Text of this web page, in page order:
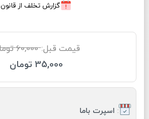
گزارش تخلف از قانون
قیمت قبل: 60,000 تومان
35,000 تومان
: اسپرت باما